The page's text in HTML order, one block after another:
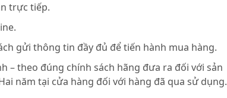
trực tiếp.
gửi thông tin đầy đủ để tiến hành mua hàng.
– theo đúng chính sách hãng đưa ra đối với sản
năm tại cửa hàng đối với hàng đã qua sử dụng.